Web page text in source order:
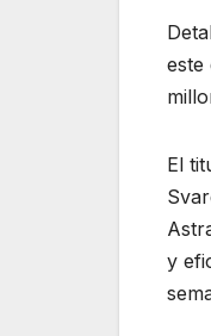
este
El
y